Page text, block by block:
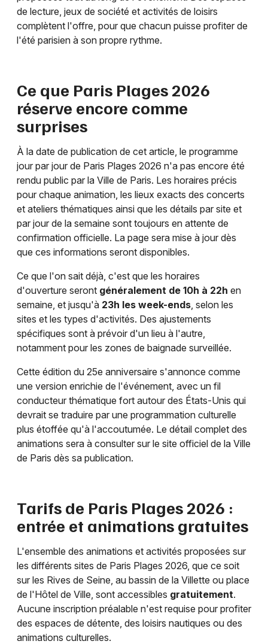
de lecture, jeux de société et activités de loisirs
complètent l'offre, pour que chacun puisse profiter de
l'été parisien à son propre rythme.
Ce que Paris Plages 2026
réserve encore comme
surprises
À la date de publication de cet article, le programme
jour par jour de Paris Plages 2026 n'a pas encore été
rendu public par la Ville de Paris. Les horaires précis
pour chaque animation, les lieux exacts des concerts
et ateliers thématiques ainsi que les détails par site et
par jour de la semaine sont toujours en attente de
confirmation officielle. La page sera mise à jour dès
que ces informations seront disponibles.
Ce que l'on sait déjà, c'est que les horaires
d'ouverture seront généralement de 10h à 22h en
semaine, et jusqu'à 23h les week-ends , selon les
sites et les types d'activités. Des ajustements
spécifiques sont à prévoir d'un lieu à l'autre,
notamment pour les zones de baignade surveillée.
Cette édition du 25e anniversaire s'annonce comme
une version enrichie de l'événement, avec un fil
conducteur thématique fort autour des États-Unis qui
devrait se traduire par une programmation culturelle
plus étoffée qu'à l'accoutumée. Le détail complet des
animations sera à consulter sur le site officiel de la Ville
de Paris dès sa publication.
Tarifs de Paris Plages 2026 :
entrée et animations gratuites
L'ensemble des animations et activités proposées sur
les différents sites de Paris Plages 2026, que ce soit
sur les Rives de Seine, au bassin de la Villette ou place
de l'Hôtel de Ville, sont accessibles gratuitement.
Aucune inscription préalable n'est requise pour profiter
des espaces de détente, des loisirs nautiques ou des
animations culturelles.